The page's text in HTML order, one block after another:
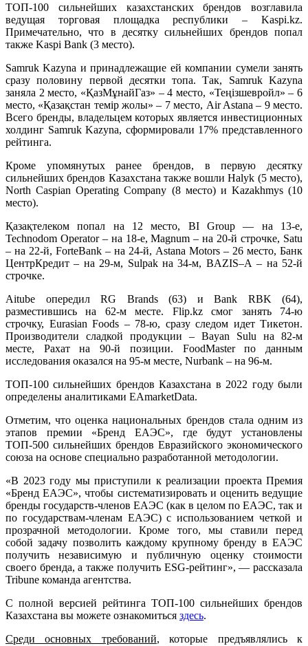
ТОП-100 сильнейших казахстанских брендов возглавила
ведущая торговая площадка республики – Kaspi.kz.
Примечательно, что в десятку сильнейших брендов попал
также Kaspi Bank (3 место).
Samruk Kazyna и принадлежащие ей компании сумели занять
сразу половину первой десятки топа. Так, Samruk Kazyna
заняла 2 место, «ҚазМұнайГаз» – 4 место, «Теңізшевройл» – 6
место, «Қазақстан темір жолы» – 7 место, Air Astana – 9 место.
Всего бренды, владельцем которых является инвестиционных
холдинг Samruk Kazyna, сформировали 17% представленного
рейтинга.
Кроме упомянутых ранее брендов, в первую десятку
сильнейших брендов Казахстана также вошли Halyk (5 место),
North Caspian Operating Company (8 место) и Kazakhmys (10
место).
Қазақтелеком попал на 12 место, BI Group — на 13-е,
Technodom Оperator – на 18-е, Magnum – на 20-й строчке, Satu
– на 22-й, ForteBank – на 24-й, Astana Motors – 26 место, Банк
ЦентрКредит – на 29-м, Sulpak на 34-м, BAZIS–А – на 52-й
строчке.
Aitube опередил RG Brands (63) и Bank RBK (64),
разместившись на 62-м месте. Flip.kz смог занять 74-ю
строчку, Eurasian Foods – 78-ю, сразу следом идет Тикетон.
Производители сладкой продукции – Bayan Sulu на 82-м
месте, Рахат на 90-й позиции. FoodMaster по данным
исследования оказался на 95-м месте, Nurbank – на 96-м.
ТОП-100 сильнейших брендов Казахстана в 2022 году были
определены аналитиками EAmarketData.
Отметим, что оценка национальных брендов стала одним из
этапов премии «Бренд ЕАЭС», где будут установлены
ТОП-500 сильнейших брендов Евразийского экономического
союза на основе специально разработанной методологии.
«В 2023 году мы приступили к реализации проекта Премия
«Бренд ЕАЭС», чтобы систематизировать и оценить ведущие
бренды государств-членов ЕАЭС (как в целом по ЕАЭС, так и
по государствам-членам ЕАЭС) с использованием четкой и
прозрачной методологии. Кроме того, мы ставили перед
собой задачу позволить каждому крупному бренду в ЕАЭС
получить независимую и публичную оценку стоимости
своего бренда, а также получить ESG-рейтинг», — рассказала
Tribune команда агентства.
С полной версией рейтинга ТОП-100 сильнейших брендов
Казахстана вы можете ознакомиться здесь.
Среди основных требований, которые предъявлялись к